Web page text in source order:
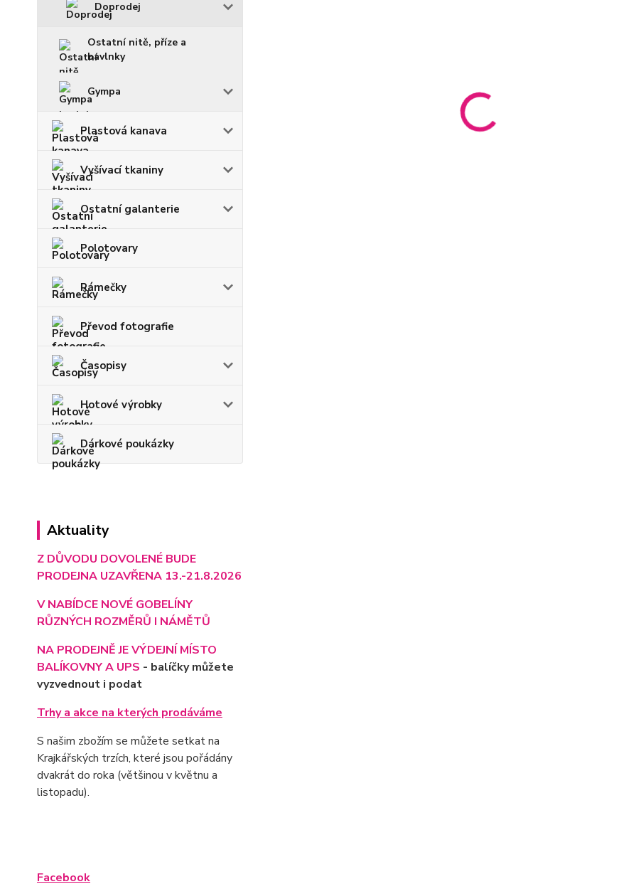
Doprodej
Ostatní nitě, příze a
bavlnky
Gympa
Plastová kanava
Vyšívací tkaniny
Ostatní galanterie
Polotovary
Rámečky
Převod fotografie
Časopisy
Hotové výrobky
Dárkové poukázky
Aktuality
Z DŮVODU DOVOLENÉ BUDE
PRODEJNA UZAVŘENA 13.-21.8.2026
V NABÍDCE NOVÉ GOBELÍNY
RŮZNÝCH ROZMĚRŮ I NÁMĚTŮ
NA PRODEJNĚ JE VÝDEJNÍ MÍSTO
BALÍKOVNY A UPS - balíčky můžete
vyzvednout i podat
Trhy a akce na kterých prodáváme
S našim zbožím se můžete setkat na
Krajkářských trzích, které jsou pořádány
dvakrát do roka (většinou v květnu a
listopadu).
Facebook